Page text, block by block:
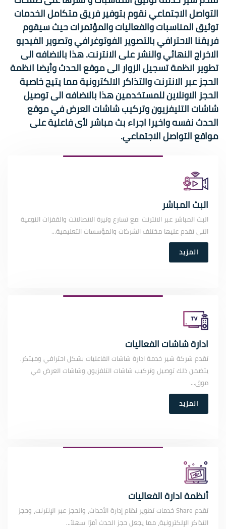
التواصل الاجتماعي نقوم بتوفير فريق متكامل الخدمات
توثيق المناسبات والفعاليات والمؤتمرات حيث سيقوم
فريقنا الاحترافي بالتصوير الفوتوغرافي وتصوير الفيديو
الاخراج النهائي والنشر على الانترنت. هذا بالاضافه الى
تطوير انظمة تسجيل الزوار الى موقع الحدث وأيضا انظمة
الحجز عبر الانترنت والتذاكر الالكترونية مما يتيح خاصية
الحجز الاونلاين للمستخدمين هذا بالاضافه الى توصيل
شاشات التليفزيون وتركيب شاشات العرض في موقع
الحدث نفسه واخيرا اجراء بث مباشر لأى فاعلية على
مواقع التواصل الاجتماعي.
البث المباشر
البث المباشر عبر الانترنت :مع تسارع وتيرة الاتصالاتت والقفزات النوعية
التي تقدم عليها مختلف الشركات والمؤسسات التعليمية...
المزيد
ادارة شاشات الفعاليات
تقدم شركة شير خدمة ادارة شاشات الفاعليات بشكل احترافي ومبتكر.
يتضمن ذلك توصيل وتركيب شاشات التلفزيون وشاشات العرض في
موق...
المزيد
أنظمة ادارة الفعاليات
تقدم Share خدمات تطوير نظام إدارة الأحداث، والحجز عبر الإنترنت، وحجز
التذاكر الإلكترونية، مما يجعل حجز الحدث أمرًا سهلاً...